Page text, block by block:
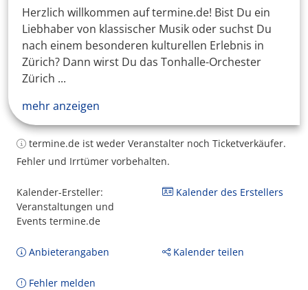
Herzlich willkommen auf termine.de! Bist Du ein
Liebhaber von klassischer Musik oder suchst Du
nach einem besonderen kulturellen Erlebnis in
Zürich? Dann wirst Du das Tonhalle-Orchester
Zürich ...
mehr anzeigen
termine.de ist weder Veranstalter noch Ticketverkäufer.
Fehler und Irrtümer vorbehalten.
Kalender-Ersteller:
Veranstaltungen und
Events termine.de
Kalender des Erstellers
Anbieterangaben Kalender teilen
Fehler melden